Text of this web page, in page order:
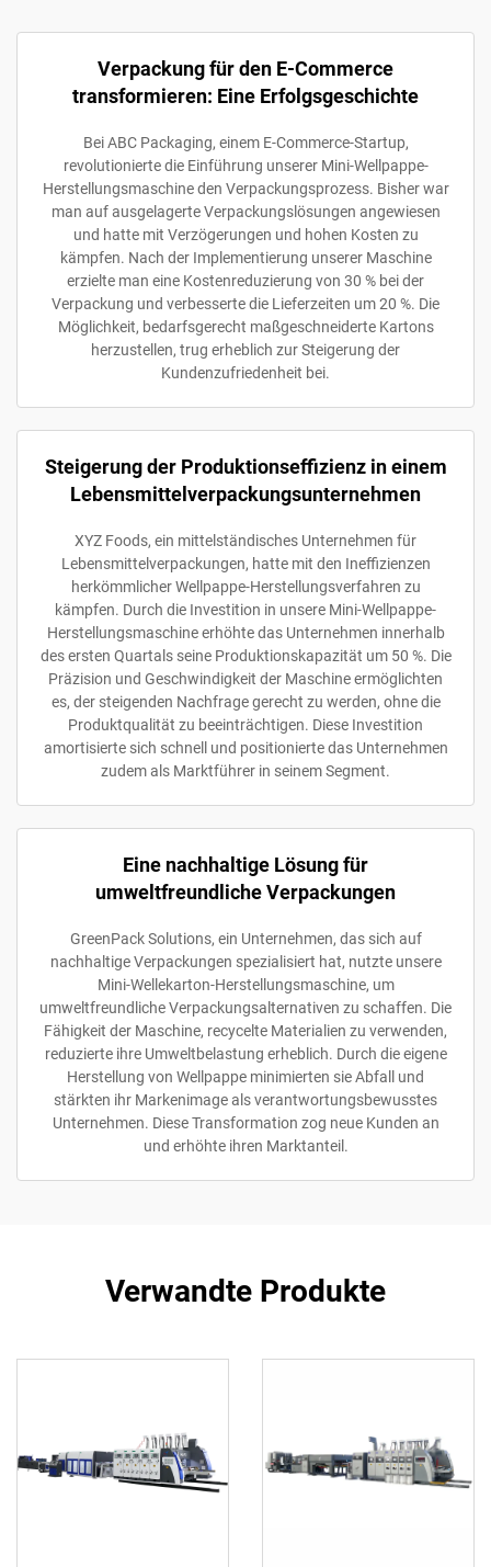
Verpackung für den E-Commerce
transformieren: Eine Erfolgsgeschichte
Bei ABC Packaging, einem E-Commerce-Startup,
revolutionierte die Einführung unserer Mini-Wellpappe-
Herstellungsmaschine den Verpackungsprozess. Bisher war
man auf ausgelagerte Verpackungslösungen angewiesen
und hatte mit Verzögerungen und hohen Kosten zu
kämpfen. Nach der Implementierung unserer Maschine
erzielte man eine Kostenreduzierung von 30 % bei der
Verpackung und verbesserte die Lieferzeiten um 20 %. Die
Möglichkeit, bedarfsgerecht maßgeschneiderte Kartons
herzustellen, trug erheblich zur Steigerung der
Kundenzufriedenheit bei.
Steigerung der Produktionseffizienz in einem
Lebensmittelverpackungsunternehmen
XYZ Foods, ein mittelständisches Unternehmen für
Lebensmittelverpackungen, hatte mit den Ineffizienzen
herkömmlicher Wellpappe-Herstellungsverfahren zu
kämpfen. Durch die Investition in unsere Mini-Wellpappe-
Herstellungsmaschine erhöhte das Unternehmen innerhalb
des ersten Quartals seine Produktionskapazität um 50 %. Die
Präzision und Geschwindigkeit der Maschine ermöglichten
es, der steigenden Nachfrage gerecht zu werden, ohne die
Produktqualität zu beeinträchtigen. Diese Investition
amortisierte sich schnell und positionierte das Unternehmen
zudem als Marktführer in seinem Segment.
Eine nachhaltige Lösung für
umweltfreundliche Verpackungen
GreenPack Solutions, ein Unternehmen, das sich auf
nachhaltige Verpackungen spezialisiert hat, nutzte unsere
Mini-Wellekarton-Herstellungsmaschine, um
umweltfreundliche Verpackungsalternativen zu schaffen. Die
Fähigkeit der Maschine, recycelte Materialien zu verwenden,
reduzierte ihre Umweltbelastung erheblich. Durch die eigene
Herstellung von Wellpappe minimierten sie Abfall und
stärkten ihr Markenimage als verantwortungsbewusstes
Unternehmen. Diese Transformation zog neue Kunden an
und erhöhte ihren Marktanteil.
Verwandte Produkte